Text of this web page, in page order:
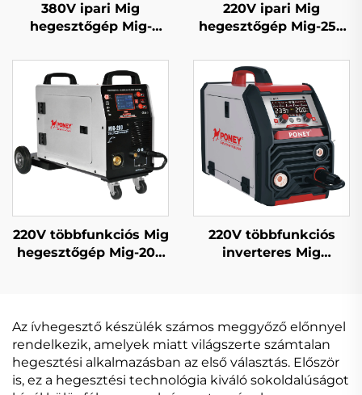
380V ipari Mig
hegesztőgép Mig-
huzaladagolóval,
többfunkciós CO2
gázzal védett Mig/Mag
hegesztőgép
220V ipari Mig
hegesztőgép Mig-250
gázzal védett Mig/Mag
hegesztőgép
220V többfunkciós Mig
hegesztőgép Mig-200
hegesztőgép
220V többfunkciós
inverteres Mig
hegesztőgép
Az ívhegesztő készülék számos meggyőző előnnyel
rendelkezik, amelyek miatt világszerte számtalan
hegesztési alkalmazásban az első választás. Először
is, ez a hegesztési technológia kiváló sokoldalúságot